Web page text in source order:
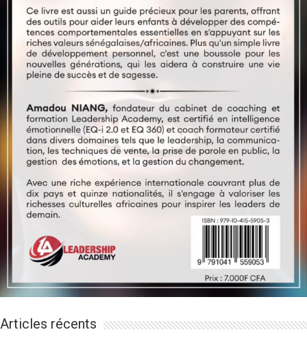
Articles récents